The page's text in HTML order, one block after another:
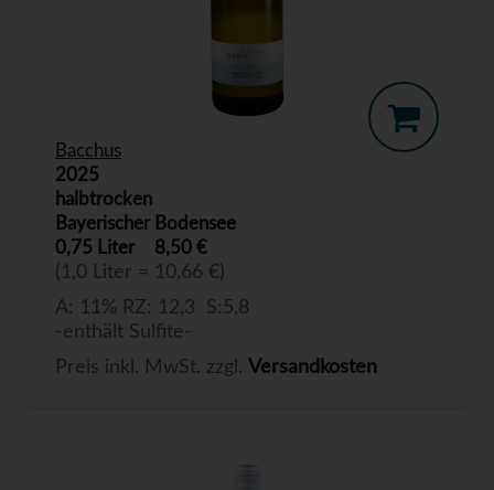
Bacchus
2025
halbtrocken
Bayerischer Bodensee
0,75 Liter
8,50 €
(1,0 Liter = 10,66 €)
A: 11% RZ: 12,3 S:5,8
-enthält Sulfite-
Preis inkl. MwSt. zzgl. Versandkosten